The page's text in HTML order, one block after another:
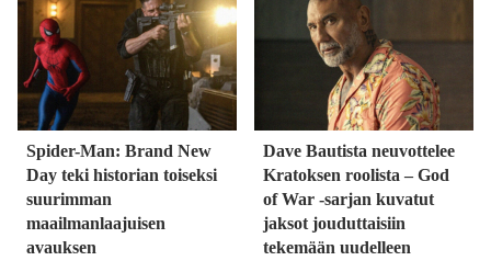
Spider-Man: Brand New
Day teki historian toiseksi
suurimman
maailmanlaajuisen
avauksen
Dave Bautista neuvottelee
Kratoksen roolista – God
of War -sarjan kuvatut
jaksot jouduttaisiin
tekemään uudelleen